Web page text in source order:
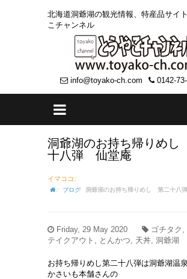
北海道洞爺湖の観光情報、特産品サイ
こチャンネル
info@toyako-ch.com 0142-
洞爺湖のお持ち帰りめ
十八弾 仙堂庵
イマココ:
ブログ 洞爺湖のお持ち帰りめし 第二十八
Friday, 29 May 2020
ゴチタク,
テイクアウト, とんかつ, 天丼, 洞爺湖
お持ち帰りめし第二十八弾は洞爺湖温
かさいも本舗さんの